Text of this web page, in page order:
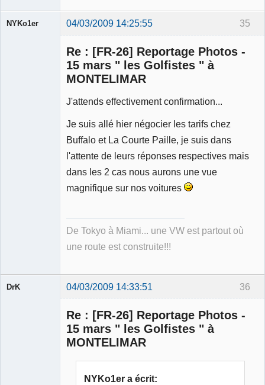
35
NYKo1er 04/03/2009 14:25:55
Re : [FR-26] Reportage Photos -
15 mars " les Golfistes " à
MONTELIMAR
J'attends effectivement confirmation...
Je suis allé hier négocier les tarifs chez
Buffalo et La Courte Paille, je suis dans
l'attente de leurs réponses respectives mais
dans les 2 cas nous aurons une vue
magnifique sur nos voitures
De Tokyo à Miami... une VW est partout où
une route est construite!!!
36
DrK 04/03/2009 14:33:51
Re : [FR-26] Reportage Photos -
15 mars " les Golfistes " à
MONTELIMAR
NYKo1er a écrit: